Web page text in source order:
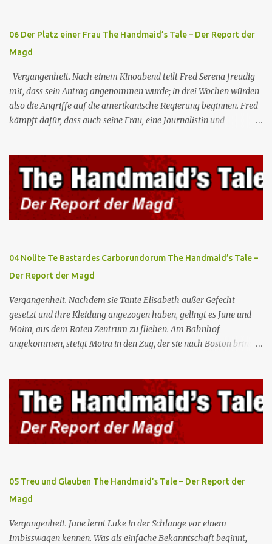
06 Der Platz einer Frau The Handmaid’s Tale – Der Report der
Magd
Vergangenheit. Nach einem Kinoabend teilt Fred Serena freudig
mit, dass sein Antrag angenommen wurde; in drei Wochen würden
also die Angriffe auf die amerikanische Regierung beginnen. Fred
kämpft dafür, dass auch seine Frau, eine Journalistin und
Teilnahme von Frauen weiterhin entschieden ab. Gegenwart. Die
Waterfords beherbergen eine Delegation aus Mexiko, um ein für
Gilead lebenswichtiges Handelsabkommen zu unterzeichnen.
Botschafterin Castillo konfrontiert Serena mit ihrem Buch „Der
Platz einer Frau”, das als Manifest von Gilead gilt und einen
oberstes Gut die Fortpflanzung ist. June und andere Mägde werden
wo Serena stolz die „Kinder von Gilead” vorstellt. June nutzt die
Gelegenheit, mit Castillo unter vier Augen zu sprechen, ...
04 Nolite Te Bastardes Carborundorum The Handmaid’s Tale –
Der Report der Magd
Vergangenheit. Nachdem sie Tante Elisabeth außer Gefecht
gesetzt und ihre Kleidung angezogen haben, gelingt es June und
Moira, aus dem Roten Zentrum zu fliehen. Am Bahnhof
angekommen, steigt Moira in den Zug, der sie nach Boston bringen
Elisabeth sie mit der Peitsche bestraft. Gegenwart. June ist seit
dreizehn Tagen in ihrem Zimmer eingesperrt und entdeckt im
Kleiderschrank die Inschrift „Nolite te bastardes carborundorum”,
die wahrscheinlich von der Magd Difred hinterlassen wurde, die
vor ihr dort war. In Erwartung der Zeremonie bringt Serena June
Fred unfruchtbar ist und nur sie für eine ausbleibende
Schwangerschaft verantwortlich gemacht würde. June lehnt ab,
auch wenn dies das Scheitern der Zeremonie bedeutet. Während
des versprochenen Scrabble-Spiels fragt June Fred nach der
Bedeutung des lat...
05 Treu und Glauben The Handmaid’s Tale – Der Report der
Magd
Vergangenheit. June lernt Luke in der Schlange vor einem
Imbisswagen kennen. Was als einfache Bekanntschaft beginnt,